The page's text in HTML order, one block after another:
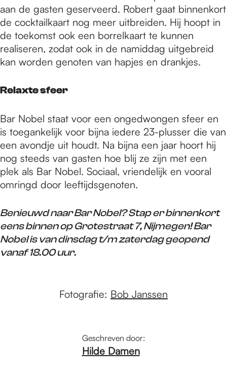
aan de gasten geserveerd. Robert gaat binnenkort
de cocktailkaart nog meer uitbreiden. Hij hoopt in
de toekomst ook een borrelkaart te kunnen
realiseren, zodat ook in de namiddag uitgebreid
kan worden genoten van hapjes en drankjes.
Relaxte sfeer
Bar Nobel staat voor een ongedwongen sfeer en
is toegankelijk voor bijna iedere 23-plusser die van
een avondje uit houdt. Na bijna een jaar hoort hij
nog steeds van gasten hoe blij ze zijn met een
plek als Bar Nobel. Sociaal, vriendelijk en vooral
omringd door leeftijdsgenoten.
Benieuwd naar Bar Nobel? Stap er binnenkort
eens binnen op Grotestraat 7, Nijmegen! Bar
Nobel is van dinsdag t/m zaterdag geopend
vanaf 18.00 uur.
Fotografie: Bob Janssen
Geschreven door:
Hilde Damen